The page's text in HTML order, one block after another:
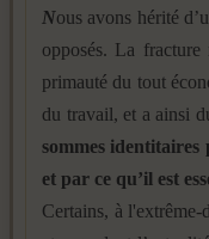
Nous avons hérité
opposés. La
primauté du tout
du travail, et a ainsi
sommes identitaires
et par ce qu’il est
Certains, à